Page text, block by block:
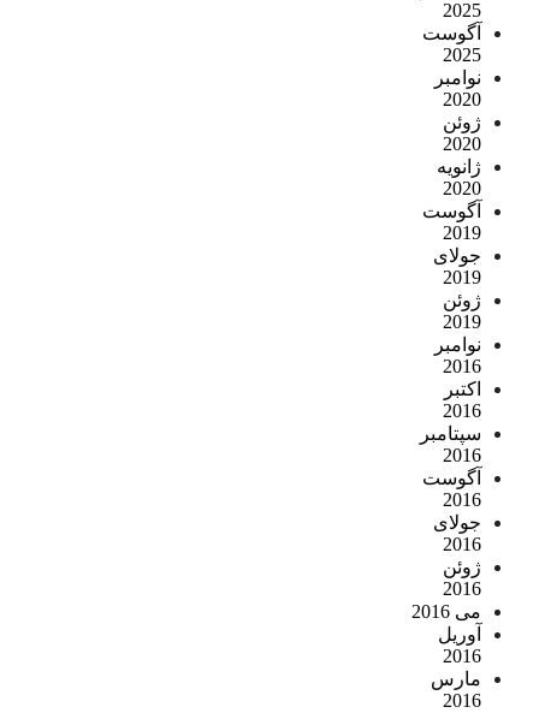
2025
آگوست
2025
نوامبر
2020
ژوئن
2020
ژانویه
2020
آگوست
2019
جولای
2019
ژوئن
2019
نوامبر
2016
اکتبر
2016
سپتامبر
2016
آگوست
2016
جولای
2016
ژوئن
2016
می 2016
آوریل
2016
مارس
2016